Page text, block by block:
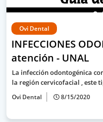
Ovi Dental
INFECCIONES
atención - UNAL
La infección odontogénica
la región cervicofacial , este
Ovi Dental 8/15/2020